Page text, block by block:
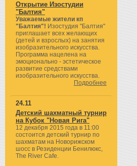
Открытие Изостудии
"Балтия"
Уважаемые жители кп
"Балтия"! Изостудия "Балтия"
приглашает всех желающих
(детей и взрослых) на занятия
изобразительного искусства.
Программа нацелена на
эмоционально - эстетическое
развитие средствами
изобразительного искусства.
Подробнее
24.11
Детский шахматный турнир
на Кубок "Новая Рига"
12 декабря 2015 года в 11:00
состоится детский турнир по
шахматам на Новорижском
шосс в Резиденции Бенилюкс,
The River Cafe.